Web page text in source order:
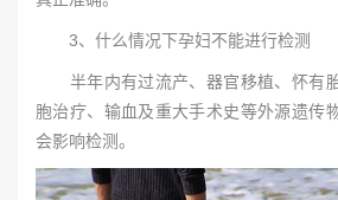
3、什么情况下孕妇不能进行检测
半年内有过流产、器官移植、怀有
胞治疗、输血及重大手术史等外源遗传
会影响检测。